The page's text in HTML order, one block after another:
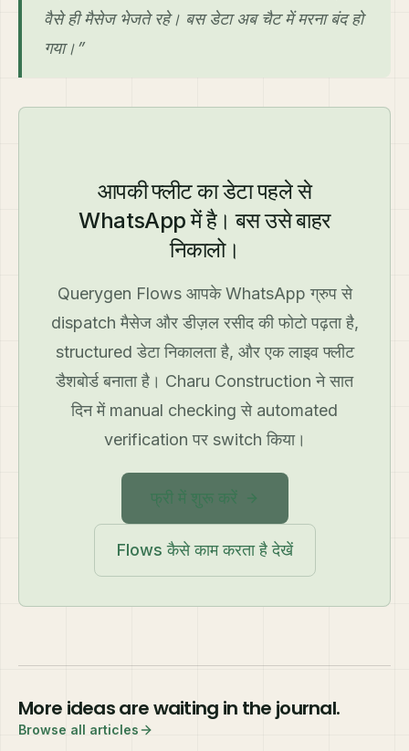
वैसे ही मैसेज भेजते रहे। बस डेटा अब चैट में मरना बंद हो
गया।”
आपकी फ्लीट का डेटा पहले से
WhatsApp में है। बस उसे बाहर
निकालो।
Querygen Flows आपके WhatsApp ग्रुप से
dispatch मैसेज और डीज़ल रसीद की फोटो पढ़ता है,
structured डेटा निकालता है, और एक लाइव फ्लीट
डैशबोर्ड बनाता है। Charu Construction ने सात
दिन में manual checking से automated
verification पर switch किया।
फ्री में शुरू करें
Flows कैसे काम करता है देखें
More ideas are waiting in the journal.
Browse all articles